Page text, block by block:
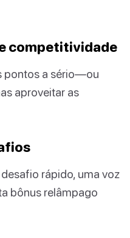
competitividade
pontos a sério—ou
aproveitar as
rápido, uma voz
bônus relâmpago